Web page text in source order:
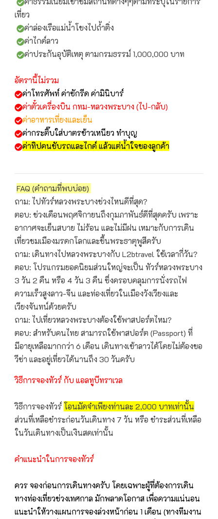
เที่ยว
ค่าล่องเรือแม่น้ำโขงไปถ้ำติ่ง
ค่าไกด์ลาว
ค่าประกันอุบัติเหตุ ตามกรมธรรม์ 1,000,000 บาท
อัตรานี้ไม่รวม
ค่าโทรศัพท์ ค่าซักรีด ค่ามินิบาร์
ค่าตั๋วเครื่องบิน กทม-หลวงพระบาง (ไป-กลับ)
ค่าอาหารเที่ยงและเย็น
ค่ากระติ๊บใส่บาตรข้าวเหนียว ทำบุญ
ค่าทิปคนขับรถและไกด์ แล้วแต่น้ำใจของลูกค้า
FAQ (คำถามที่พบบ่อย)
ถาม: ไปทัวร์หลวงพระบางช่วงไหนดีที่สุด?
ตอบ: ช่วงเดือนพฤศจิกายนถึงกุมภาพันธ์ดีที่สุดครับ เพราะ
อากาศจะเย็นสบาย ไม่ร้อน และไม่มีฝน เหมาะกับการเดิน
เที่ยวชมเมืองมรดกโลกและขึ้นพระธาตุพูสีครับ
ถาม: เดินทางไปหลวงพระบางกับ L2btravel ใช้เวลากี่วัน?
ตอบ: โปรแกรมยอดนิยมส่วนใหญ่จะเป็น ทัวร์หลวงพระบาง
3 วัน 2 คืน หรือ 4 วัน 3 คืน ซึ่งครอบคลุมการนั่งรถไฟ
ความเร็วสูงลาว-จีน และท่องเที่ยวในเมืองวังเวียงและ
เวียงจันทน์ด้วยครับ
ถาม: ไปเที่ยวหลวงพระบางต้องใช้พาสปอร์ตไหม?
ตอบ: สำหรับคนไทย สามารถใช้พาสปอร์ต (Passport) ที่
มีอายุเหลือมากกว่า 6 เดือน เดินทางเข้าลาวได้โดยไม่ต้องขอ
วีซ่า และอยู่เที่ยวได้นานถึง 30 วันครับ
วิธีการจองทัวร์ กับ แอลทูบีทราเวล
วิธีการจองทัวร์โอนมัดจำเพียงท่านละ 2,000 บาทเท่านั้น
ส่วนที่เหลือชำระก่อนวันเดินทาง 7 วัน หรือ ชำระส่วนที่เหลือ
ในวันเดินทางเป็นเงินสดเท่านั้น
คำแนะนำในการจองทัวร์
ควร จองก่อนการเดินทางครับ โดยเฉพาะผู้ที่ต้องการเดิน
ทางท่องเที่ยวช่วงเทศกาล มักพลาดโอกาส เพื่อความแน่นอน
แนะนำให้วางแผนการจองล่วงหน้าก่อน 1 เดือน (ทางทีมงาน